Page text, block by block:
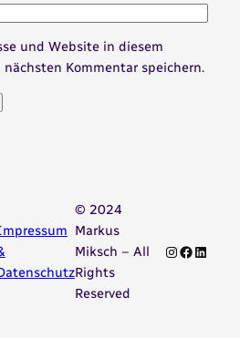
und Website in diesem
nächsten Kommentar speichern.
© 2024
Markus
Miksch – All
Rights
Reserved
Instagram